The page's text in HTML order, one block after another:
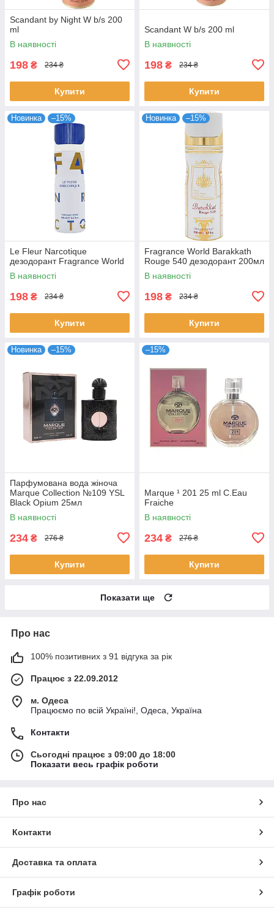
Scandant by Night W b/s 200
ml
В наявності
198 ₴ 234 ₴
Купити
Scandant W b/s 200 ml
В наявності
198 ₴ 234 ₴
Купити
Новинка –15%
Le Fleur Narcotique
дезодорант Fragrance World
В наявності
198 ₴ 234 ₴
Купити
Новинка –15%
Fragrance World Barakkath
Rouge 540 дезодорант 200мл
В наявності
198 ₴ 234 ₴
Купити
Новинка –15%
Парфумована вода жіноча
Marque Collection №109 YSL
Black Opium 25мл
В наявності
234 ₴ 276 ₴
Купити
–15%
Marque ¹ 201 25 ml C.Eau
Fraiche
В наявності
234 ₴ 276 ₴
Купити
Показати ще
Про нас
100% позитивних з 91 відгука за рік
Працює з 22.09.2012
м. Одеса
Працюємо по всій Україні!, Одеса, Україна
Контакти
Сьогодні працює з 09:00 до 18:00
Показати весь графік роботи
Про нас
Контакти
Доставка та оплата
Графік роботи